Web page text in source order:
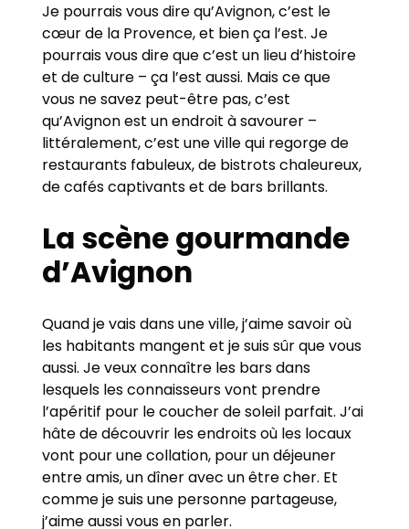
Je pourrais vous dire qu’Avignon, c’est le
cœur de la Provence, et bien ça l’est. Je
pourrais vous dire que c’est un lieu d’histoire
et de culture – ça l’est aussi. Mais ce que
vous ne savez peut-être pas, c’est
qu’Avignon est un endroit à savourer –
littéralement, c’est une ville qui regorge de
restaurants fabuleux, de bistrots chaleureux,
de cafés captivants et de bars brillants.
La scène gourmande
d’Avignon
Quand je vais dans une ville, j’aime savoir où
les habitants mangent et je suis sûr que vous
aussi. Je veux connaître les bars dans
lesquels les connaisseurs vont prendre
l’apéritif pour le coucher de soleil parfait. J’ai
hâte de découvrir les endroits où les locaux
vont pour une collation, pour un déjeuner
entre amis, un dîner avec un être cher. Et
comme je suis une personne partageuse,
j’aime aussi vous en parler.